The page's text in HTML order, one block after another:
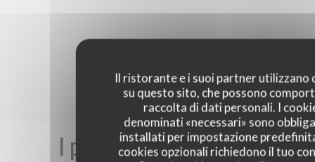
Il ristorante e i suoi partner utilizzano
su questo sito, che possono
raccolta di dati personali. I
denominati «necessari» sono
installati per impostazione
cookies opzionali richiedono il tuo
I pareri dei nostri clienti